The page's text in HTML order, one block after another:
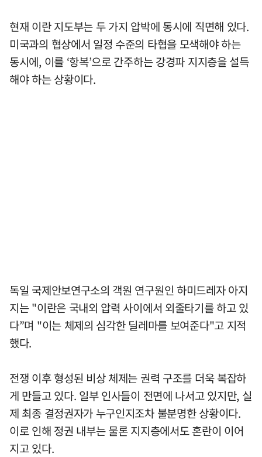
현재 이란 지도부는 두 가지 압박에 동시에 직면해 있다.
미국과의 협상에서 일정 수준의 타협을 모색해야 하는
동시에, 이를 ‘항복’으로 간주하는 강경파 지지층을 설득
해야 하는 상황이다.
독일 국제안보연구소의 객원 연구원인 하미드레자 아지
지는 "이란은 국내외 압력 사이에서 외줄타기를 하고 있
다”며 "이는 체제의 심각한 딜레마를 보여준다"고 지적
했다.
전쟁 이후 형성된 비상 체제는 권력 구조를 더욱 복잡하
게 만들고 있다. 일부 인사들이 전면에 나서고 있지만, 실
제 최종 결정권자가 누구인지조차 불분명한 상황이다.
이로 인해 정권 내부는 물론 지지층에서도 혼란이 이어
지고 있다.